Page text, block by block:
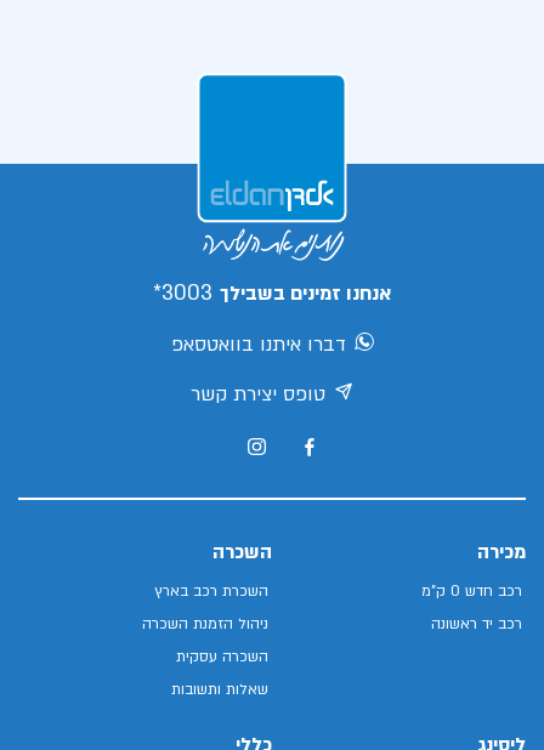
אנחנו זמינים בשבילך 3003*
דברו איתנו בוואטסאפ
טופס יצירת קשר
מכירה
רכב חדש 0 ק"מ
רכב יד ראשונה
השכרה
השכרת רכב בארץ
ניהול הזמנת השכרה
השכרה עסקית
שאלות ותשובות
ליסינג כללי